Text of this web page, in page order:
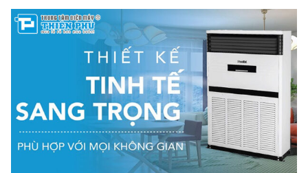
Loại Gas: R-410a
Nơi lắp ráp: Malaysia
Bảo hành: 30 tháng